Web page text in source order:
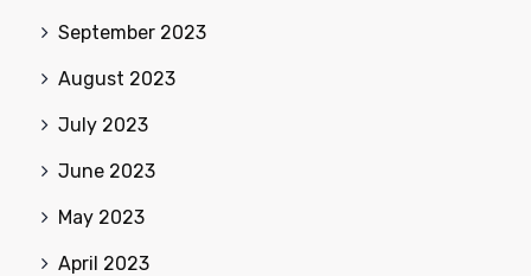
September 2023
August 2023
July 2023
June 2023
May 2023
April 2023